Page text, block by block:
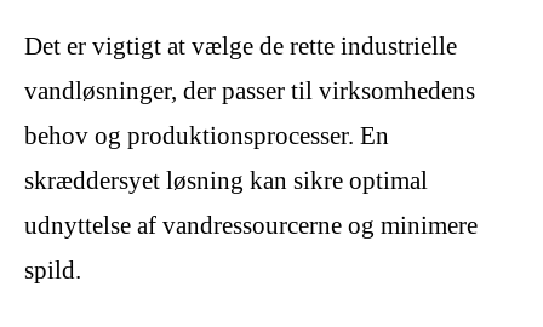
Det er vigtigt at vælge de rette industrielle
vandløsninger, der passer til virksomhedens
behov og produktionsprocesser. En
skræddersyet løsning kan sikre optimal
udnyttelse af vandressourcerne og minimere
spild.